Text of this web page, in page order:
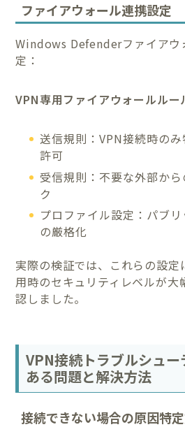
ファイアウォール連携設定
Windows Defenderファイアウ
定：
VPN専用ファイアウォールルー
送信規則：VPN接続時の
許可
受信規則：不要な外部か
ク
プロファイル設定：パブ
の厳格化
実際の検証では、これらの設
用時のセキュリティレベルが大
認しました。
VPN接続トラブルシュー
ある問題と解決方法
接続できない場合の原因特